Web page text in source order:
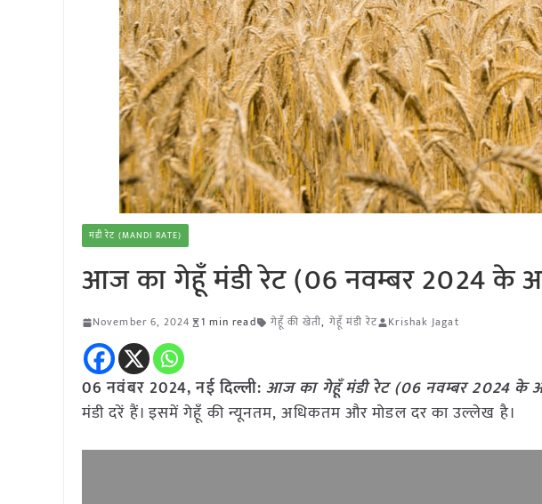
मंडी रेट (MANDI RATE)
आज का गेहूँ मंडी रेट (06 नवम्बर 2024 के
November 6, 2024 1 min read गेहूँ की खेती, गेहूँ मंडी रेट Krishak Jagat
06 नवंबर 2024, नई दिल्ली: आज का गेहूँ मंडी रेट (06 नवम्बर 2024 के
मंडी दरें हैं। इसमें गेहूँ की न्यूनतम, अधिकतम और मोडल दर का उल्लेख है।